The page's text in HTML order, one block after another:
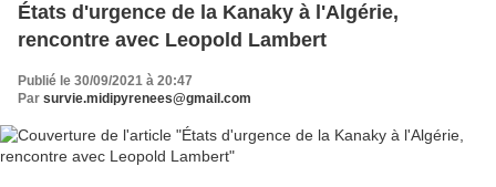
États d'urgence de la Kanaky à l'Algérie,
rencontre avec Leopold Lambert
Publié le 30/09/2021 à 20:47
Par survie.midipyrenees@gmail.com